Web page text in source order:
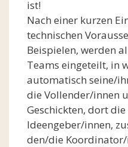
ist!
Nach einer kurzen
technischen
Beispielen, werden
Teams eingeteilt, in
automatisch seine/
die Vollender/innen
Geschickten, dort
Ideengeber/innen,
den/die